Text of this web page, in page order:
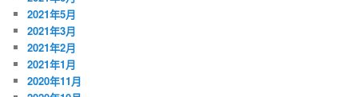
2021年5月
2021年3月
2021年2月
2021年1月
2020年11月